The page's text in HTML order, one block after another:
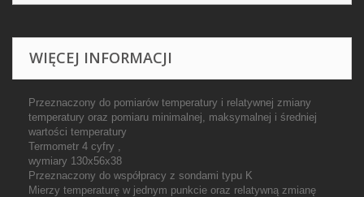
WIĘCEJ INFORMACJI
Przeznaczony do pomiarów temperatury i relatywnej zmiany
temperatury oraz pomiaru minimalnej, maksymalnej i średniej
wartości temperatury
Termometr 4 cyfry ,
wymiary 130x56x38
Przeznaczony do współpracy z sondami typu K
Mierzy temperaturę w jednym punkcie oraz relatywną zmianę